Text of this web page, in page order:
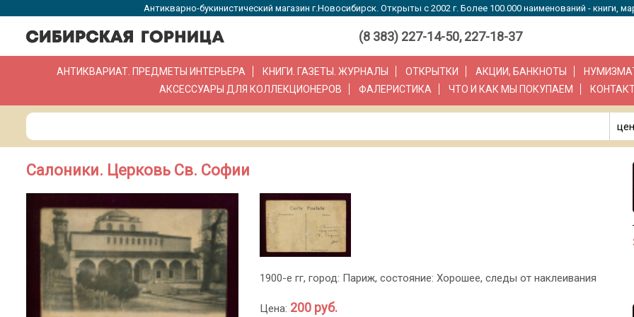
Антикварно-букинистический магазин г.Новосибирск. Открыты с 2002 г. Более 100.000 наименований - книги,
(8 383) 227-14-50, 227-18-37
АНТИКВАРИАТ. ПРЕДМЕТЫ ИНТЕРЬЕРА КНИГИ. ГАЗЕТЫ. ЖУРНАЛЫ ОТКРЫТКИ АКЦИИ, БАНКНОТЫ
АКСЕССУАРЫ ДЛЯ КОЛЛЕКЦИОНЕРОВ
ФАЛЕРИСТИКА ЧТО И КАК МЫ ПОКУПАЕМ
Салоники. Церковь Св. Софии
1900-е гг, город: Париж, состояние: Хорошее, следы от наклеивания
Цена: 200 руб.